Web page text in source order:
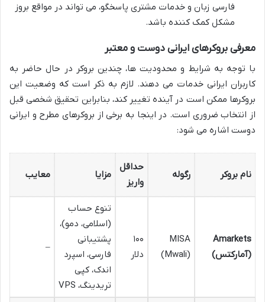
فارسی زبان و خدمات مشتری پاسخگو، می تواند در مواقع بروز
مشکل کمک کننده باشد.
معرفی بروکرهای ایرانی دوست و معتبر
با توجه به شرایط و محدودیت ها، چندین بروکر در حال حاضر به
کاربران ایرانی خدمات می دهند. لازم به ذکر است که وضعیت این
بروکرها ممکن است در آینده تغییر کند، بنابراین تحقیق شخصی قبل
از انتخاب ضروری است. در اینجا به برخی از بروکرهای مطرح و ایرانی
دوست اشاره می شود:
نام بروکر رگوله
حداقل
واریز
مزایا معایب
Amarkets
(آمارکتس)
MISA
(Mwali)
۱۰۰
دلار
تنوع حساب
(اسلامی، دمو)،
پشتیبانی
فارسی، اسپرد
اندک، کپی
تریدینگ، VPS
–